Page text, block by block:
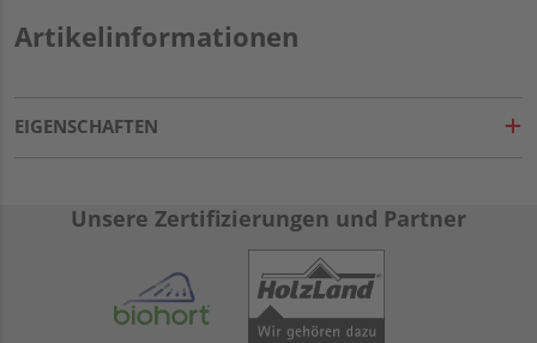
Artikelinformationen
EIGENSCHAFTEN
Unsere Zertifizierungen und Partner